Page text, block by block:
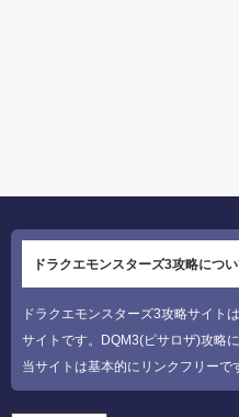
ドラクエモンスターズ3攻略につ
ドラクエモンスターズ3攻略サイト
サイトです。DQM3(ピサロザ)攻略
当サイトは基本的にリンクフリーで